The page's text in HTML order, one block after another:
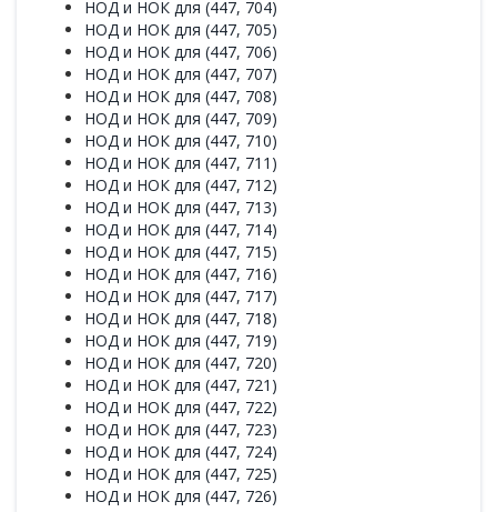
НОД и НОК для (447, 704)
НОД и НОК для (447, 705)
НОД и НОК для (447, 706)
НОД и НОК для (447, 707)
НОД и НОК для (447, 708)
НОД и НОК для (447, 709)
НОД и НОК для (447, 710)
НОД и НОК для (447, 711)
НОД и НОК для (447, 712)
НОД и НОК для (447, 713)
НОД и НОК для (447, 714)
НОД и НОК для (447, 715)
НОД и НОК для (447, 716)
НОД и НОК для (447, 717)
НОД и НОК для (447, 718)
НОД и НОК для (447, 719)
НОД и НОК для (447, 720)
НОД и НОК для (447, 721)
НОД и НОК для (447, 722)
НОД и НОК для (447, 723)
НОД и НОК для (447, 724)
НОД и НОК для (447, 725)
НОД и НОК для (447, 726)